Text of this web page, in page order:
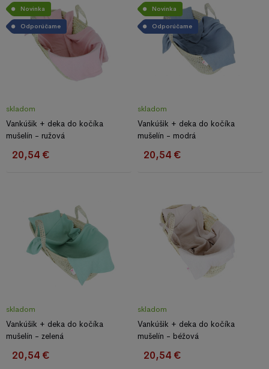
Novinka
Odporúčame
skladom
Vankúšik + deka do kočíka
mušelín - ružová
20,54 €
Novinka
Odporúčame
skladom
Vankúšik + deka do kočíka
mušelín - modrá
20,54 €
skladom
Vankúšik + deka do kočíka
mušelín - zelená
20,54 €
skladom
Vankúšik + deka do kočíka
mušelín - béžová
20,54 €